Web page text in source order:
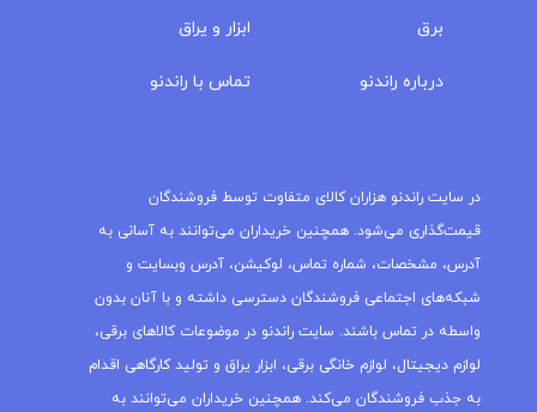
برق
درباره‌ راندنو
ابزار و یراق
تماس با راندنو
در سایت راندنو هزاران کالای متفاوت توسط فروشندگان
قیمت‌گذاری می‌شود. همچنین خریداران می‌توانند به آسانی به
آدرس، مشخصات، شماره تماس، لوکیشن، آدرس وبسایت و
شبکه‌های اجتماعی فروشندگان دسترسی داشته و با آنان بدون
واسطه در تماس باشند. سایت راندنو در موضوعات کالاهای برقی،
لوازم دیجیتال، لوازم خانگی برقی، ابزار یراق و تولید کارگاهی اقدام
به جذب فروشندگان می‌کند. همچنین خریداران می‌توانند به